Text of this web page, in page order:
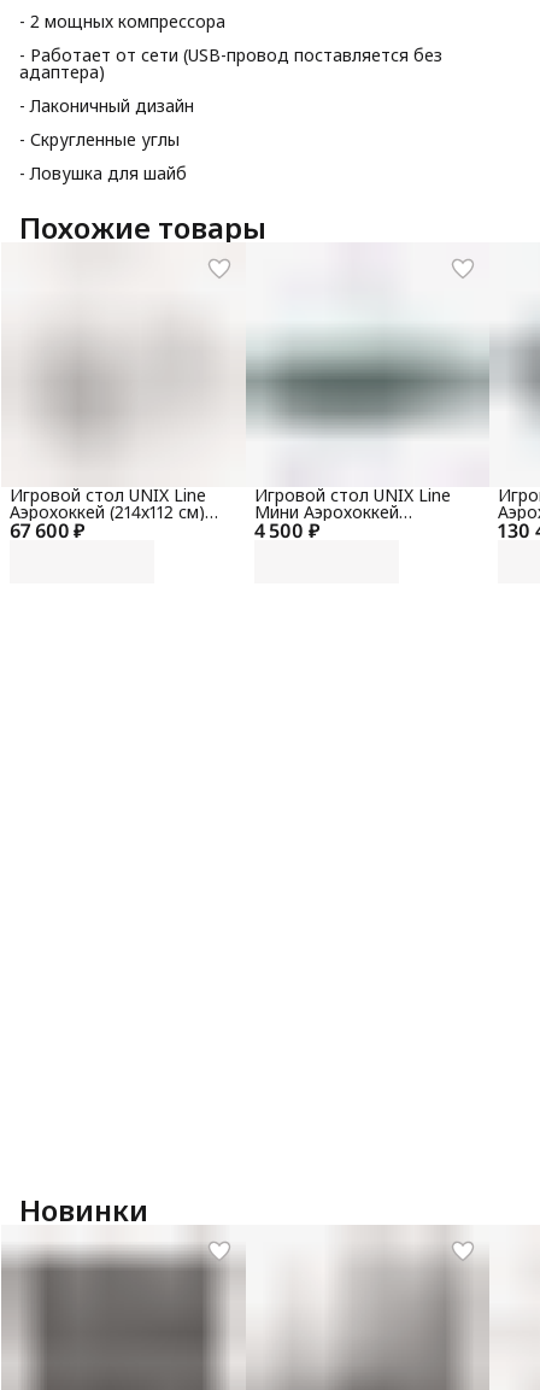
- 2 мощных компрессора
- Работает от сети (USB-провод поставляется без
адаптера)
- Лаконичный дизайн
- Скругленные углы
- Ловушка для шайб
Похожие товары
67 600 ₽
Игровой стол UNIX Line
Аэрохоккей (214х112 cм)
White 4 500 ₽
Игровой стол UNIX Line
Мини Аэрохоккей
настольный (73х40 cм) 130
Новинки